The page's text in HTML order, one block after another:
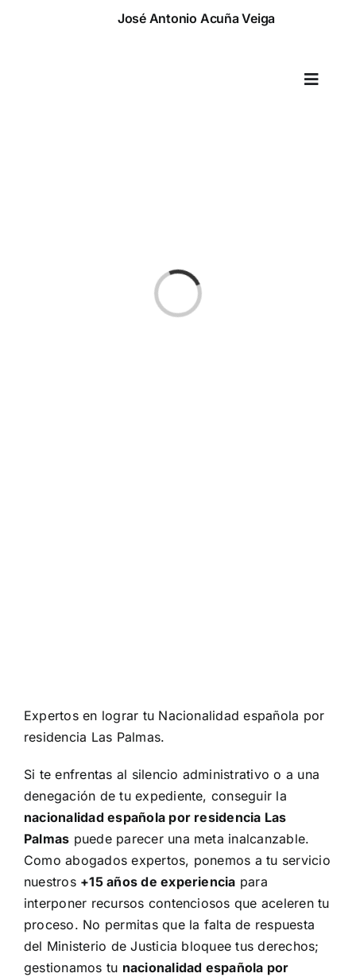
José Antonio Acuña Veiga
Toggle
Cargando...
Expertos en lograr tu Nacionalidad española por
residencia Las Palmas.
Si te enfrentas al silencio administrativo o a una
denegación de tu expediente, conseguir la
nacionalidad española por residencia Las
Palmas puede parecer una meta inalcanzable.
Como abogados expertos, ponemos a tu servicio
nuestros +15 años de experiencia para
interponer recursos contenciosos que aceleren tu
proceso. No permitas que la falta de respuesta
del Ministerio de Justicia bloquee tus derechos;
gestionamos tu nacionalidad española por